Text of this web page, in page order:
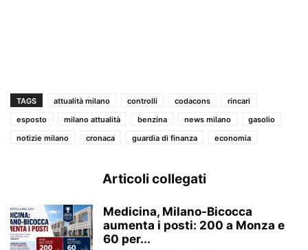
TAGS attualità milano controlli codacons
rincari
esposto
milano attualità benzina news milano
gasolio
notizie milano
cronaca guardia di finanza economia
Articoli collegati
Medicina, Milano-Bicocca
aumenta i posti: 200 a Monza e
60 per...